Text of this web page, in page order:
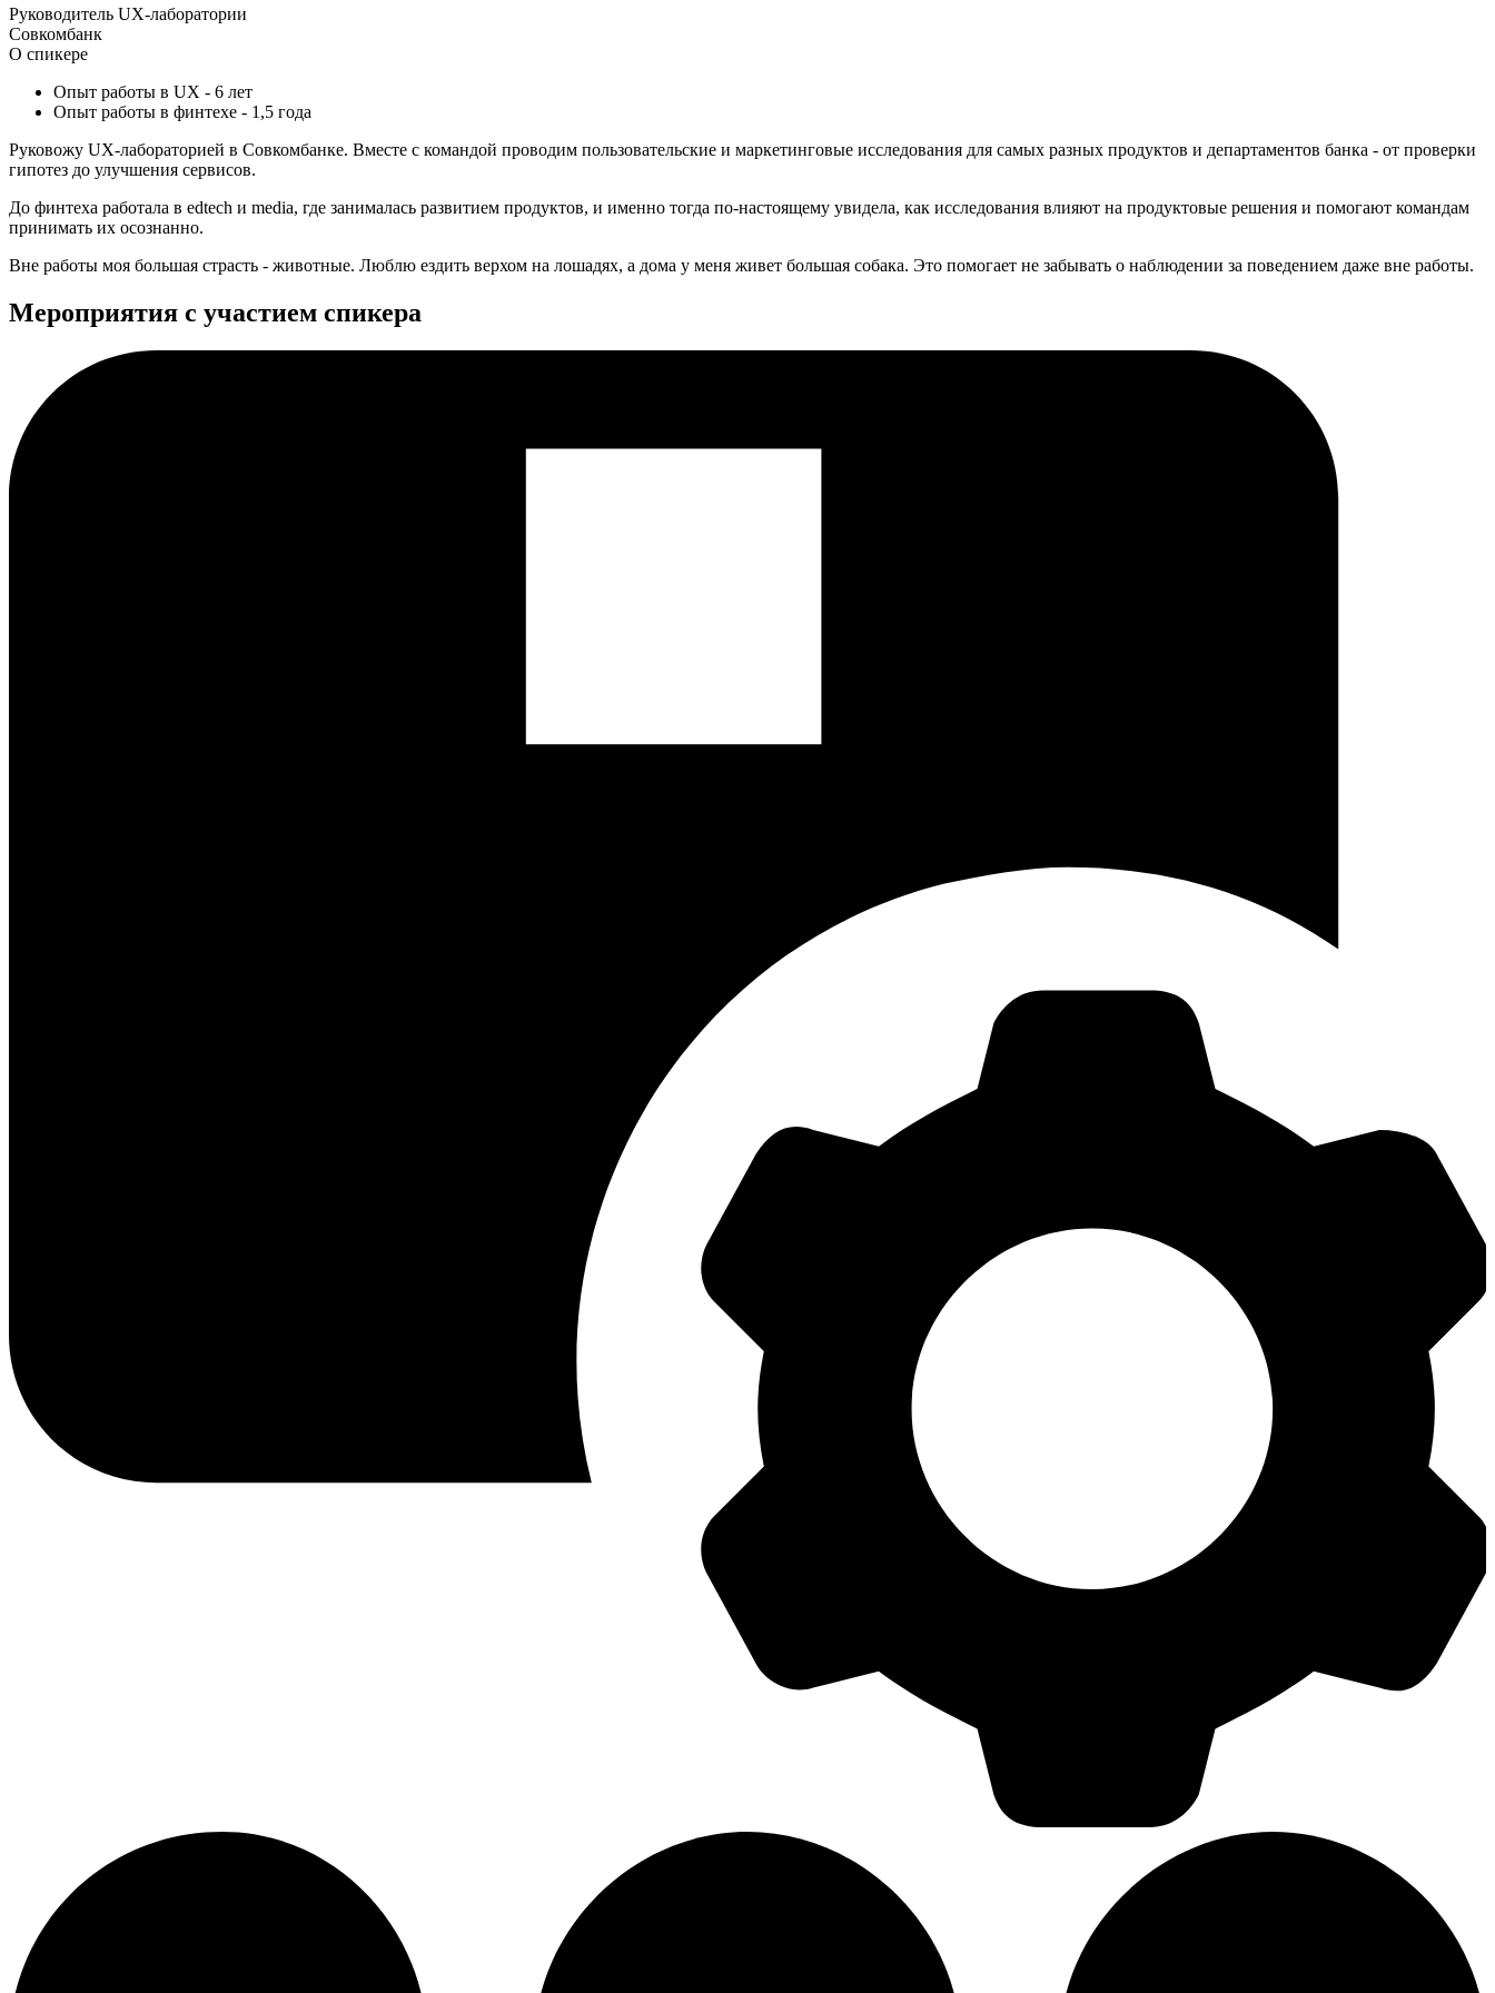
Руководитель UX-лаборатории
Совкомбанк
О спикере
Опыт работы в UX - 6 лет
Опыт работы в финтехе - 1,5 года
Руковожу UX-лабораторией в Совкомбанке. Вместе с командой проводим пользовательские и маркетинговые исследования для самых разных продуктов и департаментов банка - от проверки
гипотез до улучшения сервисов.
До финтеха работала в edtech и media, где занималась развитием продуктов, и именно тогда по-настоящему увидела, как исследования влияют на продуктовые решения и помогают командам
принимать их осознанно.
Вне работы моя большая страсть - животные. Люблю ездить верхом на лошадях, а дома у меня живет большая собака. Это помогает не забывать о наблюдении за поведением даже вне работы.
Мероприятия с участием спикера